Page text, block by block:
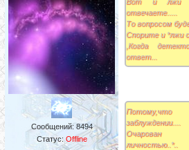
Сообщений: 8494
Статус: Offline
отвечаете.....
То вопросом
Спорите и *лжи
,Когда
ответ...
заблуждении....
Очарован
личностью..*..